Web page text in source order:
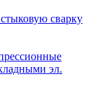
сварку
эл.